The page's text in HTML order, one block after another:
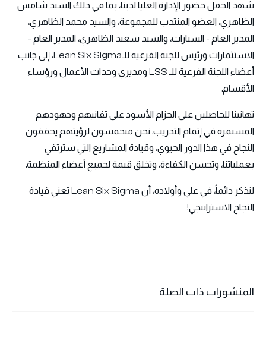
شهد الحفل حضور الإدارة العليا لدينا، بما في ذلك السيد شامس
الظاهري، العضو المنتدب للمجموعة، والسيد محمد الظاهري،
المدير العام - السيارات، والسيد سعيد الظاهري، المدير العام -
الاستثمارات ورئيس للجنة الفرعية للـLean Six Sigma، إلى جانب
أعضاء اللجنة الفرعية للـ LSS ومديري وحدات الأعمال ورؤساء
الأقسام.
تهانينا للحاصلين على الحزام الأسود على تفانيهم وجهودهم
المستمرة في إتمام التدريب. نحن متحمسون لرؤيتهم يحققون
النجاح في هذا الدور الحيوي، وقيادة المشاريع التي سترتقي
بعملياتنا، وتحسن الكفاءة، وتخلق قيمة لجميع أعضاء المنظمة.
لنذكر دائماً، في علي وأولاده، أن Lean Six Sigma تعني قيادة
النجاح الاستراتيجي!
المنشورات ذات الصلة